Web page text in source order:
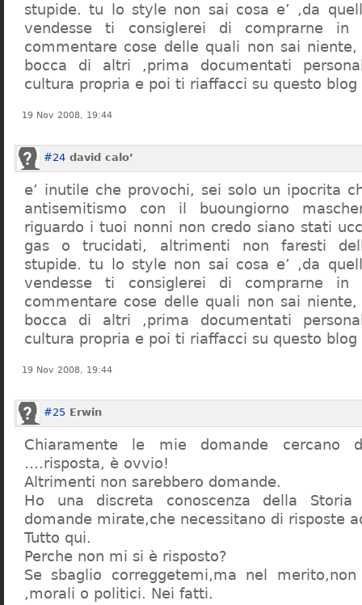
stupide. tu lo style non sai cosa e’ ,da
vendesse ti consiglerei di comprarne in
commentare cose delle quali non sai
bocca di altri ,prima documentati
cultura propria e poi ti riaffacci su questo blog
19 Nov 2008, 19:44
#24 david calo’
e’ inutile che provochi, sei solo un ipocrita
antisemitismo con il buoungiorno
riguardo i tuoi nonni non credo siano stati
gas o trucidati, altrimenti non faresti
stupide. tu lo style non sai cosa e’ ,da
vendesse ti consiglerei di comprarne in
commentare cose delle quali non sai
bocca di altri ,prima documentati
cultura propria e poi ti riaffacci su questo blog
19 Nov 2008, 19:44
#25 Erwin
Chiaramente le mie domande cercano
….risposta, è ovvio!
Altrimenti non sarebbero domande.
Ho una discreta conoscenza della
domande mirate,che necessitano di risposte
Tutto qui.
Perche non mi si è risposto?
Se sbaglio correggetemi,ma nel
,morali o politici. Nei fatti.